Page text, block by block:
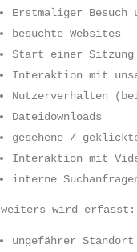
Erstmaliger Besuch
besuchte Websites
Start einer Sitzung
Interaktion mit
Nutzerverhalten
Dateidownloads
gesehene /
Interaktion mit
interne
weiters wird erfasst:
ungefährer